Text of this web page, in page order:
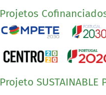
Projetos
Projeto SUSTAINABLE